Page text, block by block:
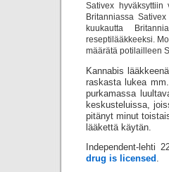
Sativex
Britanniassa
kuukautta
reseptilääkkeeksi.
määrätä potilailleen
Kannabis
raskasta lukea
purkamassa
keskusteluissa,
pitänyt minut
lääkettä käytän.
Independent-lehti
drug is licensed .